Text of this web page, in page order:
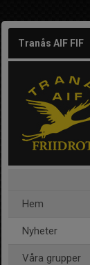
Tranås AIF FIF
Hem
Nyheter
Våra grupper